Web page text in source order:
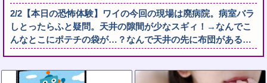
2/2【本日の恐怖体験】ワイの今回の現場は廃病院。病室バラ
しとったらふと疑問。天井の隙間が少なスギィ！→なんでこ
んなとこにポテチの袋が…？なんで天井の先に布団がある…